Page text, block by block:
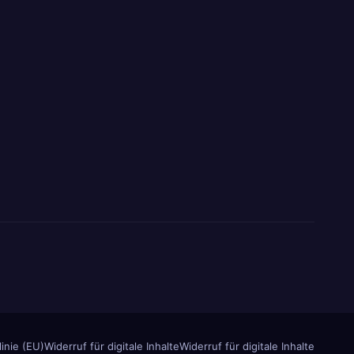
(EU)Widerruf für digitale InhalteWiderruf für digitale Inhalte